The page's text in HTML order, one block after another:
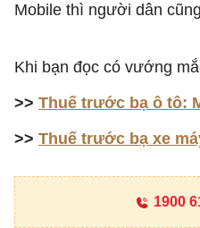
Mobile thì người dân
Khi bạn đọc có vướng
>> Thuế trước bạ ô tô:
>> Thuế trước bạ xe
1900